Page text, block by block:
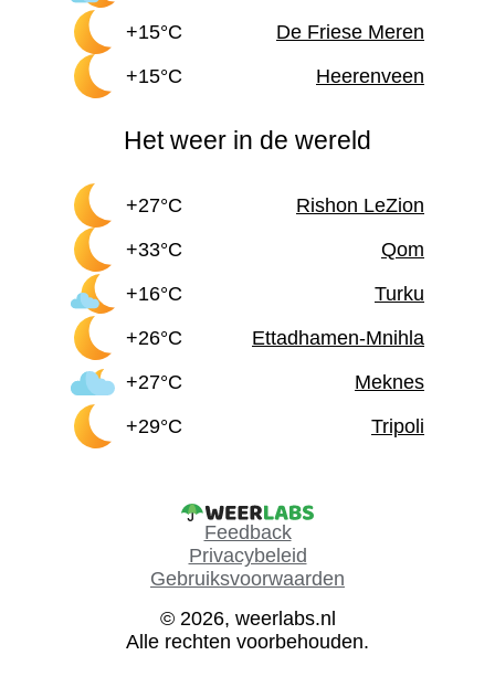
+15°C
De Friese Meren
+15°C
Heerenveen
Het weer in de wereld
+27°C
Rishon LeZion
+33°C
Qom
+16°C
Turku
+26°C
Ettadhamen-Mnihla
+27°C
Meknes
+29°C
Tripoli
Feedback
Privacybeleid
Gebruiksvoorwaarden
© 2026, weerlabs.nl
Alle rechten voorbehouden.